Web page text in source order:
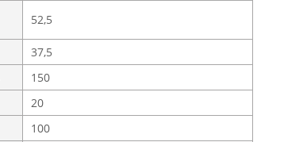
52,5
37,5
150
20
100